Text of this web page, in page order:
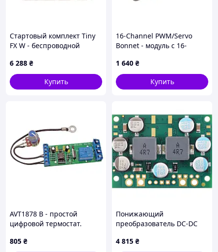
Стартовый комплект Tiny
FX W - беспроводной
микроконтроллером
RP2040 + аксессуары
513287
6 288 ₴
Купить
16-Channel PWM/Servo
Bonnet - модуль с 16-
серводрайвером PCA9685
для Raspberry Pi 9233
1 640 ₴
Купить
AVT1878 B - простой
цифровой термостат.
самостоятельной сборки
805 ₴
Понижающий
преобразователь DC-DC
4 815 ₴